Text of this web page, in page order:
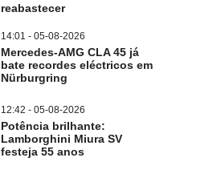
reabastecer
14:01 - 05-08-2026
Mercedes-AMG CLA 45 já
bate recordes eléctricos em
Nürburgring
12:42 - 05-08-2026
Potência brilhante:
Lamborghini Miura SV
festeja 55 anos